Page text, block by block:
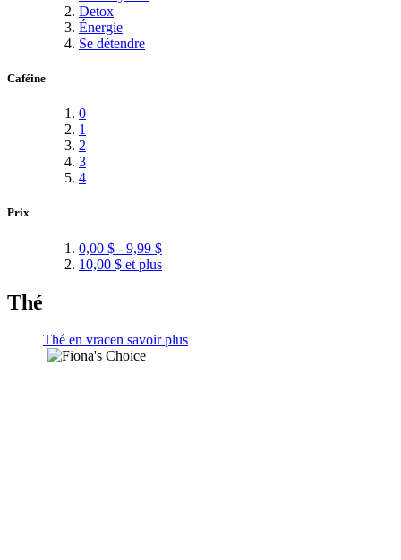
Detox
Énergie
Se détendre
Caféine
0
1
2
3
4
Prix
0,00 $ - 9,99 $
10,00 $ et plus
Thé
Thé en vracen savoir plus